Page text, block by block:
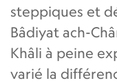
steppiques et
Bâdiyat ach-
Khâli à peine
varié la